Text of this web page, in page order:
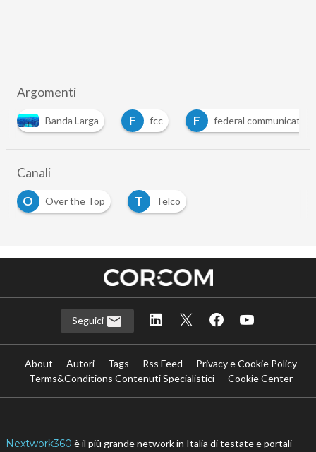
Argomenti
Banda Larga F fcc F federal
Canali
O
Over the Top T Telco
Seguici
About Autori Tags Rss Feed
Privacy e Cookie Policy
Terms&Conditions Contenuti Specialistici
Cookie Center
Nextwork360 è il più grande network in Italia di testate e portali